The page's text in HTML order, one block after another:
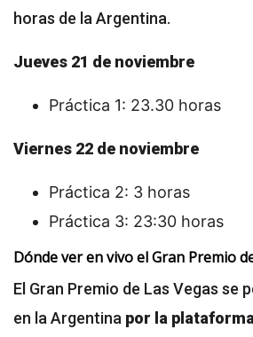
horas de la Argentina.
Jueves 21 de noviembre
Práctica 1: 23.30 horas
Viernes 22 de noviembre
Práctica 2: 3 horas
Práctica 3: 23:30 horas
Dónde ver en vivo el Gran Premio
El Gran Premio de Las Vegas se
en la Argentina por la